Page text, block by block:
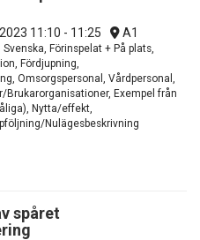
11:10 - 11:25 A1
, Svenska, Förinspelat + På plats,
Fördjupning,
Omsorgspersonal, Vårdpersonal,
Exempel från
Nytta/effekt,
Nulägesbeskrivning
spåret